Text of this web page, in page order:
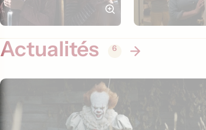
Actualités 6